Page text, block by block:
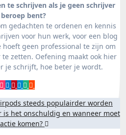
te schrijven als je geen schrijver
bent?
gedachten te ordenen en kennis
voor hun werk, voor een blog
hoeft geen professional te zijn om
zetten. Oefening maakt ook hier
je schrijft, hoe beter je wordt.
steeds populairder worden
is het onschuldig en wanneer moet
komen?